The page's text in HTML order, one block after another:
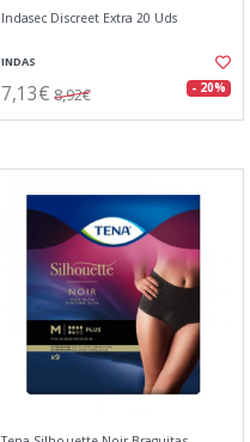
Indasec Discreet Extra 20 Uds
INDAS
7,13€ 8,92€ - 20%